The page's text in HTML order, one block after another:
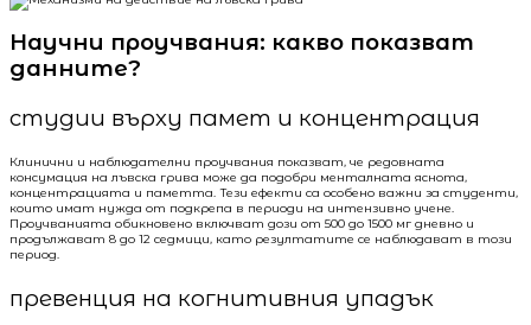
Научни проучвания: какво показват
данните?
студии върху памет и концентрация
Клинични и наблюдателни проучвания показват, че редовната
консумация на лъвска грива може да подобри менталната яснота,
концентрацията и паметта. Тези ефекти са особено важни за студенти,
които имат нужда от подкрепа в периоди на интензивно учене.
Проучванията обикновено включват дози от 500 до 1500 мг дневно и
продължават 8 до 12 седмици, като резултатите се наблюдават в този
период.
превенция на когнитивния упадък